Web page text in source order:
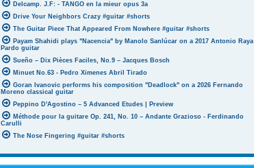
Delcamp. J.F: - TANGO en la mieur opus 3a
Drive Your Neighbors Crazy #guitar #shorts
The Guitar Piece That Appeared From Nowhere #guitar #shorts
Payam Shahidi plays "Nacencia" by Manolo Sanlúcar on a 2017 Antonio Raya
Pardo guitar
Sueño – Dix Pièces Faciles, No.9 – Jacques Bosch
Minuet No.63 - Pedro Ximenes Abril Tirado
Goran Ivanovic performs his composition "Deadlock" on a 2026 Fernando
Moreno classical guitar
Peppino D'Agostino – 5 Advanced Etudes | Preview
Méthode pour la guitare Op. 241, No. 10 – Andante Grazioso - Ferdinando
Carulli
The Nose Fingering #guitar #shorts